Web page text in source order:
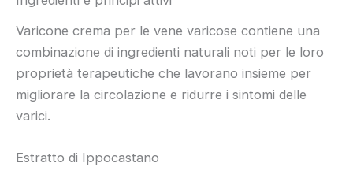
Varicone crema per le vene varicose contiene una
combinazione di ingredienti naturali noti per le loro
proprietà terapeutiche che lavorano insieme per
migliorare la circolazione e ridurre i sintomi delle
varici.
Estratto di Ippocastano